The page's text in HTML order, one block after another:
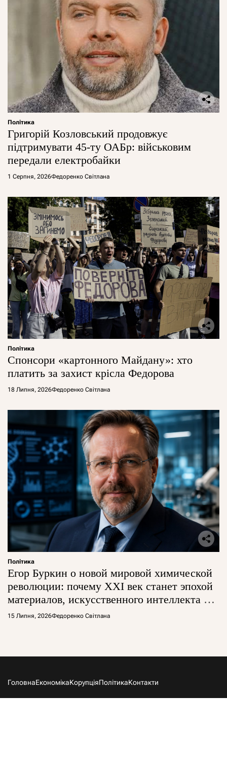
Політика
Григорій Козловський продовжує
підтримувати 45-ту ОАБр: військовим
передали електробайки
1 Серпня, 2026Федоренко Світлана
Політика
Спонсори «картонного Майдану»: хто
платить за захист крісла Федорова
18 Липня, 2026Федоренко Світлана
Політика
Егор Буркин о новой мировой химической
революции: почему XXI век станет эпохой
материалов, искусственного интеллекта и
глобальной борьбы за технологии
15 Липня, 2026Федоренко Світлана
ГоловнаЕкономікаКорупціяПолітикаКонтакти